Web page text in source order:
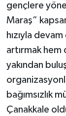
gençlere
Maraş”
hızıyla
artırmak
yakından
bağımsızlık
Çanakkale